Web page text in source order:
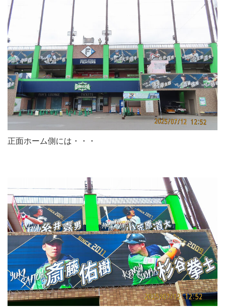
正面ホーム側には・・・